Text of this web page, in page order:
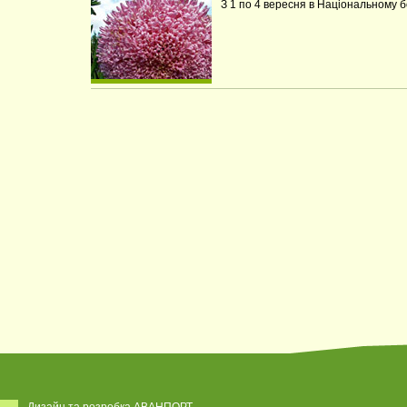
З 1 по 4 вересня в Національному